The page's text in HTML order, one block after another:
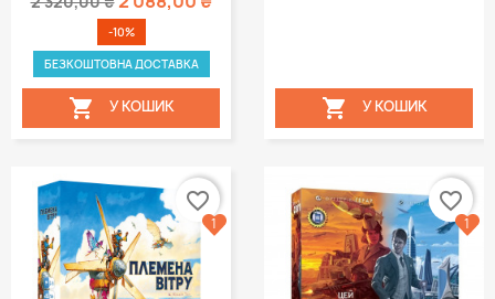
-10%
БЕЗКОШТОВНА ДОСТАВКА
 У КОШИК  У КОШИК
favorite_border
1
favorite_border
1